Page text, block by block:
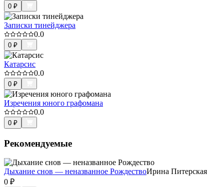
0 ₽
Записки тинейджера
0.0
0 ₽
Катарсис
0.0
0 ₽
Изречения юного графомана
0.0
0 ₽
Рекомендуемые
Дыхание снов — неназванное РождествоИрина Питерская
0 ₽